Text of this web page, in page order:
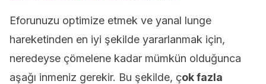
Eforunuzu optimize etmek ve yanal lunge
hareketinden en iyi şekilde yararlanmak için,
neredeyse çömelene kadar mümkün olduğunca
aşağı inmeniz gerekir. Bu şekilde, çok fazla